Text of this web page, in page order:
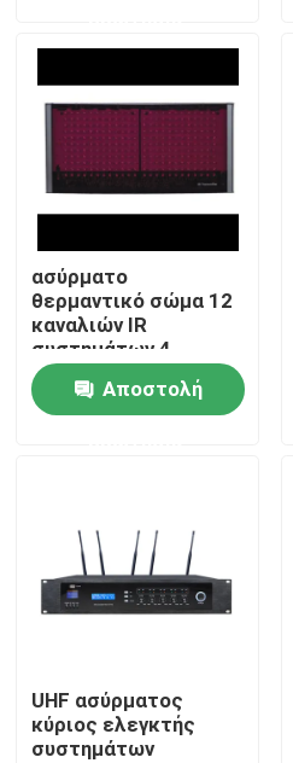
Προϊόντα
Βίντεο
Περίπου εμείς
Γύρος εργοστασίων
Ειδήσεις
Ενισχυτής συστημάτων PA
ασύρματο
θερμαντικό σώμα 12
καναλιών IR
συστημάτων 4
ομιλητών PA
Αποστολή
UHF ασύρματος
κύριος ελεγκτής
συστημάτων